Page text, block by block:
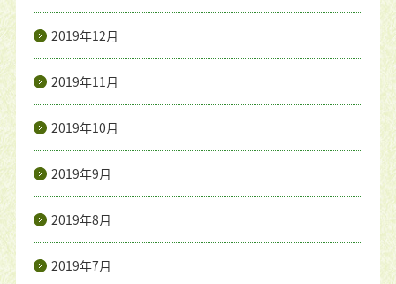
2019年12月
2019年11月
2019年10月
2019年9月
2019年8月
2019年7月